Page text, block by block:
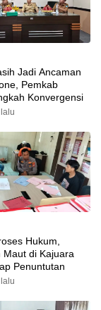
Jadi Ancaman
Pemkab
Konvergensi
Hukum,
Maut di Kajuara
Penuntutan